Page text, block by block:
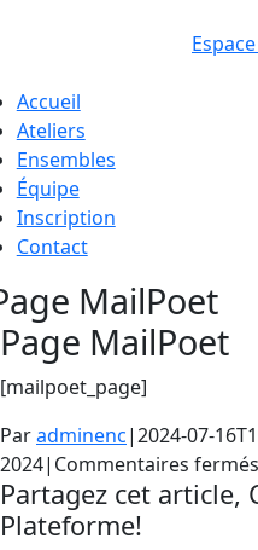
Accueil
Ateliers
Ensembles
Équipe
Inscription
Contact
MailPoet
Page MailPoet
[mailpoet_page]
Paradminenc|2024-07-
2024| Commentaires fermés
Partagez cet article,
Plateforme!